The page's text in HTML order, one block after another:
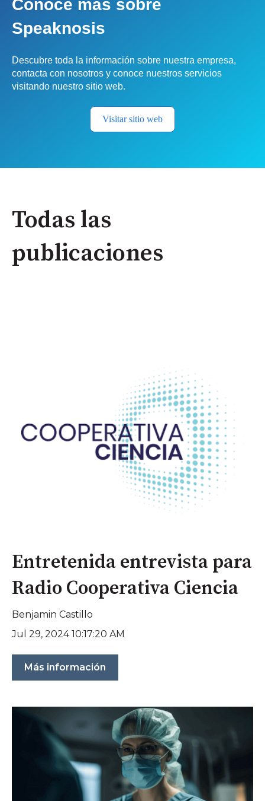
Conoce más sobre
Speaknosis
Descubre toda la información sobre nuestra empresa,
contacta con nosotros y conoce nuestros servicios
visitando nuestro sitio web.
Visitar sitio web
Todas las
publicaciones
Entretenida entrevista para
Radio Cooperativa Ciencia
Benjamin Castillo
Jul 29, 2024 10:17:20 AM
Más información